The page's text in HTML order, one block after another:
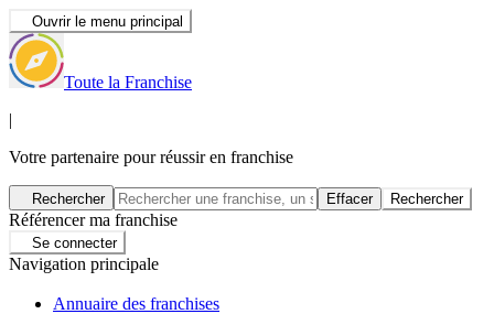
Ouvrir le menu principal
Toute la Franchise
|
Votre partenaire pour réussir en franchise
Rechercher Effacer Rechercher
Référencer ma franchise
Se connecter
Navigation principale
Annuaire des franchises